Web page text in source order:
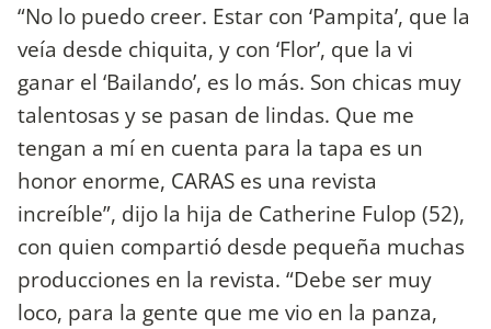
“No lo puedo creer. Estar con ‘Pampita’, que la
veía desde chiquita, y con ‘Flor’, que la vi
ganar el ‘Bailando’, es lo más. Son chicas muy
talentosas y se pasan de lindas. Que me
tengan a mí en cuenta para la tapa es un
honor enorme, CARAS es una revista
increíble”, dijo la hija de Catherine Fulop (52),
con quien compartió desde pequeña muchas
producciones en la revista. “Debe ser muy
loco, para la gente que me vio en la panza,